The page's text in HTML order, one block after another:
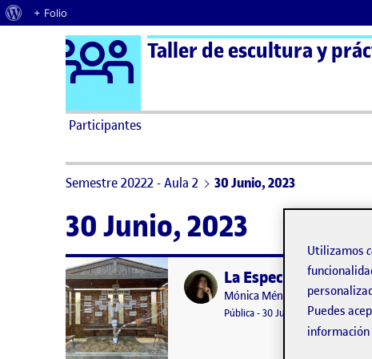
Acerca de WordPress
+ Folio
Saltar al contenido Logo Ágora
Taller de escultura y
Participantes
Semestre 20222 - Aula 2 30 Junio, 2023
30 Junio, 2023
Publicado porLa Específica:
Publicado por
Mónica Méndez González
Visibilidad:
Pública-Fecha de publicación
30 Jun 20231 julio, 2023
-comentario
Utilizamos
Puedes